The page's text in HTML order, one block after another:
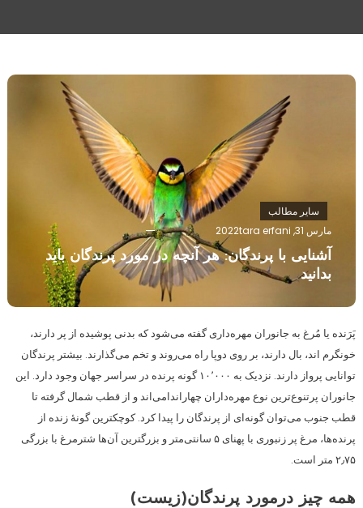
سایر مطالب
مارس 31, 2022
tara erfani
آشنایی با پرندگان: هر آنچه در مورد پرندگان باید
بدانید
پَرَنده یا مُرغ به جانوران مهره‌داری گفته می‌شود که بدنی پوشیده از پر دارند،
خونگرم اند، بال دارند، بر روی دوپا راه می‌روند و تخم می‌گذارند. بیشتر پرندگان
توانایی پرواز دارند. نزدیک به ۱۰٬۰۰۰ گونه پرنده در سراسر جهان وجود دارد. این
جانوران پرتنوع‌ترین نوع مهره‌داران چهاراندامی‌اند و از قطب شمال گرفته تا
قطب جنوب می‌توان گونه‌ای از پرندگان را پیدا کرد. کوچکترین گونهٔ زنده از
پرنده‌ها، مرغ پر زنبوری با پهنای ۵ سانتی‌متر و بزرگترین آن‌ها شترمرغ با بزرگی
۲٫۷۵ متر است.
همه چیز درمورد پرندگان(زیست)